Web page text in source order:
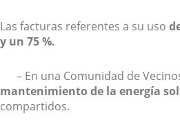
Las facturas referentes a su uso
y un 75 %.
– En una Comunidad de
mantenimiento de la energía
compartidos.